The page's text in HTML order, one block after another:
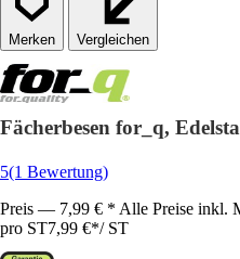
Vergleichen
Fächerbesen for_q,
5(1 Bewertung)
Preis — 7,99 € * Alle Preise inkl.
pro ST7,99 €*/ ST